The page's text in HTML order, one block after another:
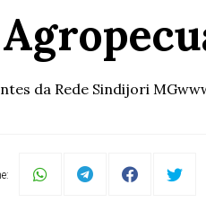
da Rede Sindijori